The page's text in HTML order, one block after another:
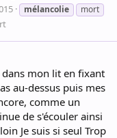
mélancolie
mort
mon lit en fixant
au-dessus puis mes
comme un
de s'écouler ainsi
Je suis si seul Trop